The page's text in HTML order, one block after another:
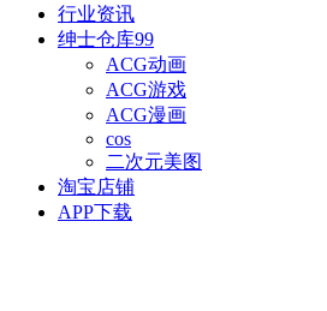
行业资讯
绅士仓库99
ACG动画
ACG游戏
ACG漫画
cos
二次元美图
淘宝店铺
APP下载